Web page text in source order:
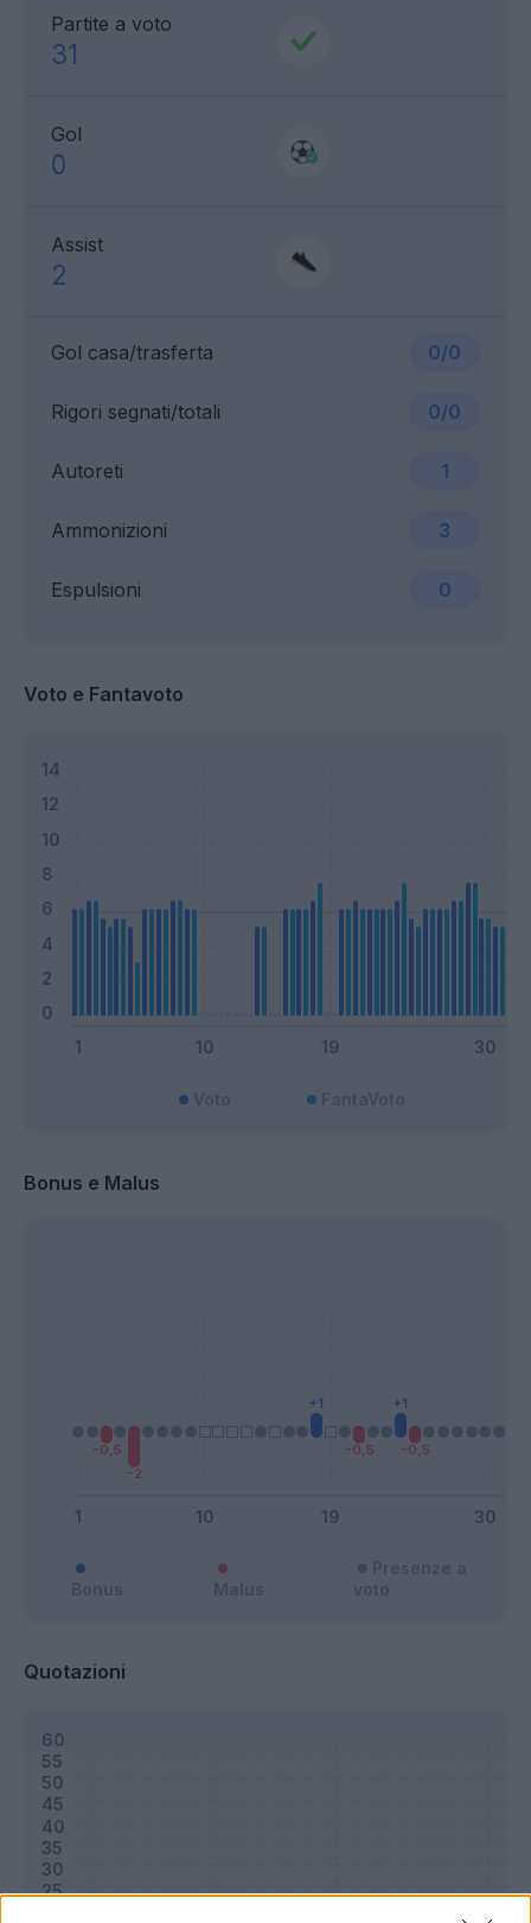
Partite a voto
31
Gol
0
Assist
2
Gol casa/trasferta 0/0
Ammonizioni 3
Rigori segnati/totali 0/0
Espulsioni 0
Autoreti 1
Voto e Fantavoto
Bonus e Malus
Quotazioni